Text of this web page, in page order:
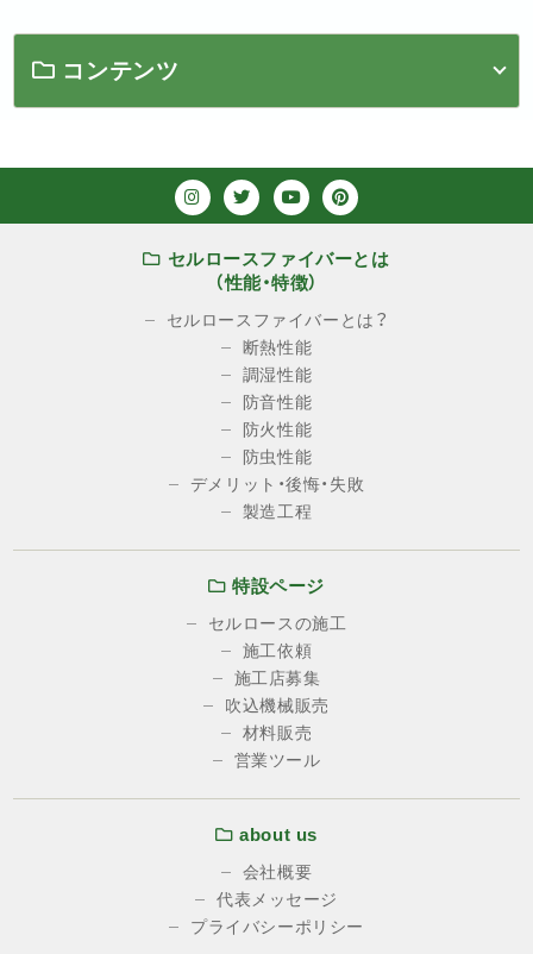
コンテンツ
セルロースファイバーとは
（性能・特徴）
セルロースファイバーとは？
断熱性能
調湿性能
防音性能
防火性能
防虫性能
デメリット・後悔・失敗
製造工程
特設ページ
セルロースの施工
施工依頼
施工店募集
吹込機械販売
材料販売
営業ツール
about us
会社概要
代表メッセージ
プライバシーポリシー